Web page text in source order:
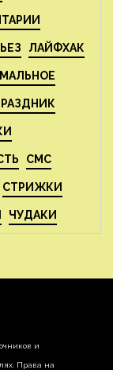
ЛАЙФХАК
СМС
СТРИЖКИ
ЧУДАКИ
и
Права на